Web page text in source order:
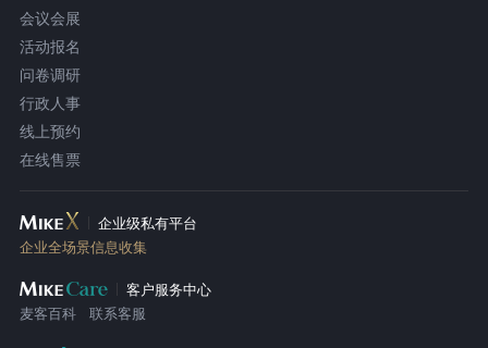
会议会展
活动报名
问卷调研
行政人事
线上预约
在线售票
企业级私有平台
企业全场景信息收集
客户服务中心
麦客百科
联系客服